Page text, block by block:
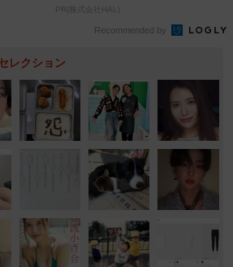
PR(株式会社HAL)
Recommended by
レクション